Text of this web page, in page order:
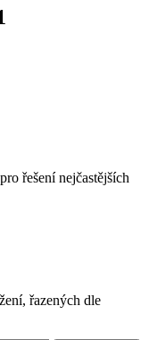
řešení nejčastějších
řazených dle